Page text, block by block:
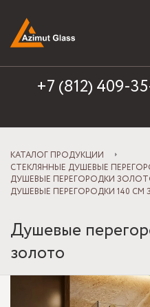
+7 (812) 409-
КАТАЛОГ ПРОДУКЦИИ
СТЕКЛЯННЫЕ ДУШЕВЫЕ
ДУШЕВЫЕ ПЕРЕГОРОДКИ
ДУШЕВЫЕ ПЕРЕГОРОДКИ 140
Душевые
золото